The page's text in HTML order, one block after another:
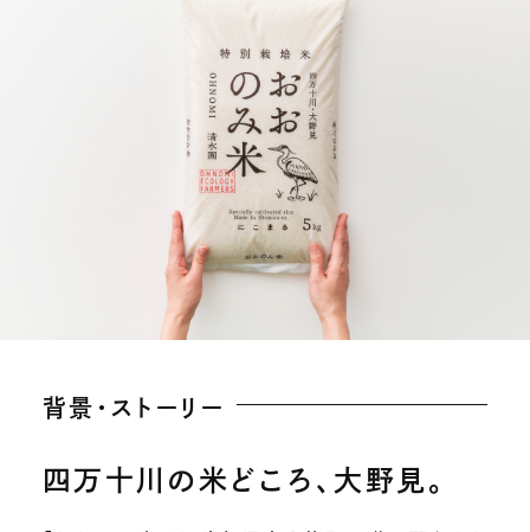
背景・ストーリー
四万十川の米どころ、大野見。